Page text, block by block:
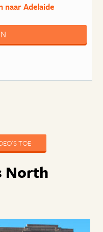
naar Adelaide
TOE
North